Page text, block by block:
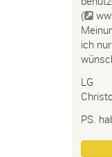
(
ich
LG
PS.